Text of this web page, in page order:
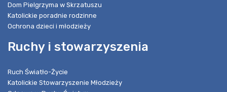
Dom Pielgrzyma w Skrzatuszu
Katolickie poradnie rodzinne
Ochrona dzieci i młodzieży
Ruchy i stowarzyszenia
Ruch Światło-Życie
Katolickie Stowarzyszenie Młodzieży